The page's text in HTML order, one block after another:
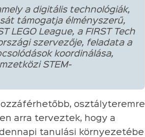
a digitális technológiák,
támogatja élményszerű,
LEGO League, a FIRST Tech
szervezője, feladata a
koordinálása,
STEM-
osztályteremre
arra terveztek, hogy a
tanulási környezetébe